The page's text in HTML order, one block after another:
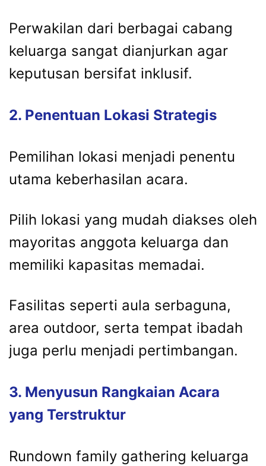
Perwakilan dari berbagai cabang
keluarga sangat dianjurkan agar
keputusan bersifat inklusif.
2. Penentuan Lokasi Strategis
Pemilihan lokasi menjadi penentu
utama keberhasilan acara.
Pilih lokasi yang mudah diakses oleh
mayoritas anggota keluarga dan
memiliki kapasitas memadai.
Fasilitas seperti aula serbaguna,
area outdoor, serta tempat ibadah
juga perlu menjadi pertimbangan.
3. Menyusun Rangkaian Acara
yang Terstruktur
Rundown family gathering keluarga